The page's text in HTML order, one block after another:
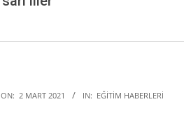
ON: 2 MART 2021 IN: EĞITIM HABERLERI